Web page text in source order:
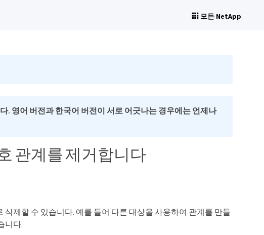
모든 NetApp
. 영어 버전과 한국어 버전이 서로 어긋나는 경우에는 언제나
관계를 제거합니다
제할 수 있습니다. 예를 들어 다른 대상을 사용하여 관계를 만들
니다.